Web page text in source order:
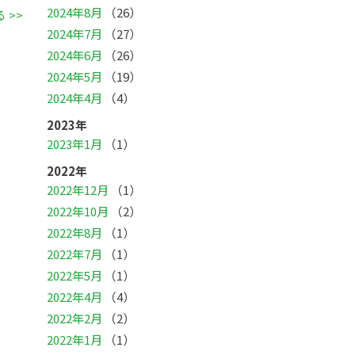
>>
2024年8月
（26）
2024年7月
（27）
2024年6月
（26）
2024年5月
（19）
2024年4月
（4）
2023年
2023年1月
（1）
2022年
2022年12月
（1）
2022年10月
（2）
2022年8月
（1）
2022年7月
（1）
2022年5月
（1）
2022年4月
（4）
2022年2月
（2）
2022年1月
（1）